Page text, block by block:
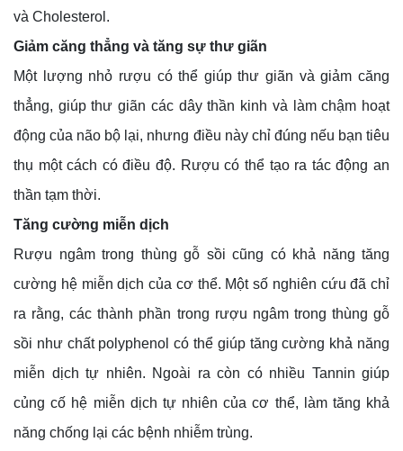
và Cholesterol.
Giảm căng thẳng và tăng sự thư giãn
Một lượng nhỏ rượu có thể giúp thư giãn và giảm căng
thẳng, giúp thư giãn các dây thần kinh và làm chậm hoạt
động của não bộ lại, nhưng điều này chỉ đúng nếu bạn tiêu
thụ một cách có điều độ. Rượu có thể tạo ra tác động an
thần tạm thời.
Tăng cường miễn dịch
Rượu ngâm trong thùng gỗ sồi cũng có khả năng tăng
cường hệ miễn dịch của cơ thể. Một số nghiên cứu đã chỉ
ra rằng, các thành phần trong rượu ngâm trong thùng gỗ
sồi như chất polyphenol có thể giúp tăng cường khả năng
miễn dịch tự nhiên. Ngoài ra còn có nhiều Tannin giúp
củng cố hệ miễn dịch tự nhiên của cơ thể, làm tăng khả
năng chống lại các bệnh nhiễm trùng.